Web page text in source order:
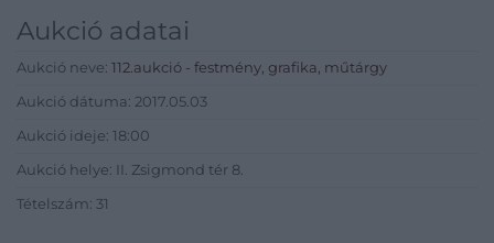
Aukció adatai
Aukció neve: 112.aukció - festmény, grafika, műtárgy
Aukció dátuma: 2017.05.03
Aukció ideje: 18:00
Aukció helye: II. Zsigmond tér 8.
Tételszám: 31